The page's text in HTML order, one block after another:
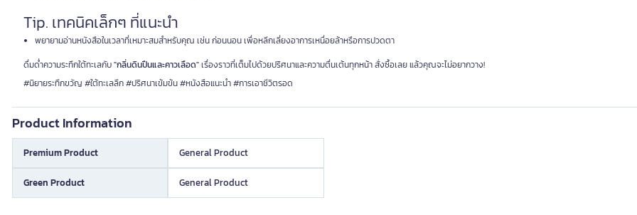
Tip. เทคนิคเล็กๆ ที่แนะนำ
พยายามอ่านหนังสือในเวลาที่เหมาะสมสำหรับคุณ เช่น ก่อนนอน เพื่อหลีกเลี่ยงอาการเหนื่อยล้าหรือการปวดตา
ดื่มด่ำความระทึกใต้ทะเลกับ"กลิ่นดินปืนและคาวเลือด"เรื่องราวที่เต็มไปด้วยปริศนาและความตื่นเต้นทุกหน้า สั่งซื้อเลย แล้วคุณจะไม่อยากวาง!
#นิยายระทึกขวัญ #ใต้ทะเลลึก #ปริศนาเข้มข้น #หนังสือแนะนำ #การเอาชีวิตรอด
Product Information
Premium Product General Product
Green Product General Product